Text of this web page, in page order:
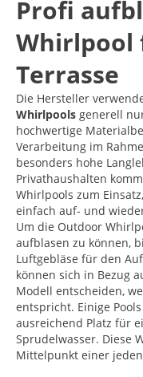
Profi
Whirlpool
Terrasse
Die Hersteller
Whirlpools generell
hochwertige
Verarbeitung im
besonders hohe
Privathaushalten
Whirlpools zum
einfach auf- und
Um die Outdoor
aufblasen zu können,
Luftgebläse für den
können sich in Bezug
Modell entscheiden,
entspricht. Einige
ausreichend Platz für
Sprudelwasser. Diese
Mittelpunkt einer